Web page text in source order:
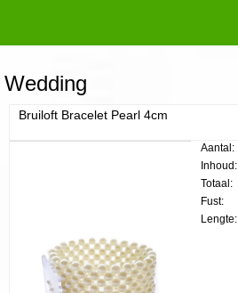
Wedding
Bruiloft Bracelet Pearl 4cm
Aantal:
Inhoud:
Totaal:
Fust:
Lengte: